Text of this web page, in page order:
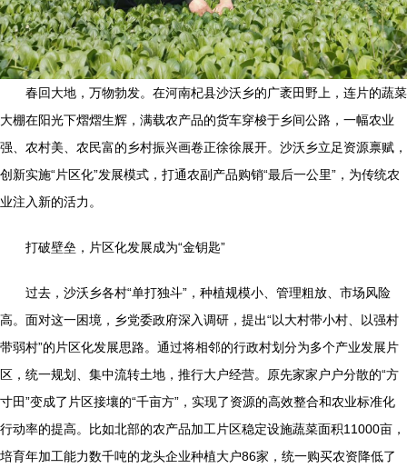
春回大地，万物勃发。在河南杞县沙沃乡的广袤田野上，连片的蔬菜
大棚在阳光下熠熠生辉，满载农产品的货车穿梭于乡间公路，一幅农业
强、农村美、农民富的乡村振兴画卷正徐徐展开。沙沃乡立足资源禀赋，
创新实施“片区化”发展模式，打通农副产品购销“最后一公里”，为传统农
业注入新的活力。
打破壁垒，片区化发展成为“金钥匙”
过去，沙沃乡各村“单打独斗”，种植规模小、管理粗放、市场风险
高。面对这一困境，乡党委政府深入调研，提出“以大村带小村、以强村
带弱村”的片区化发展思路。通过将相邻的行政村划分为多个产业发展片
区，统一规划、集中流转土地，推行大户经营。原先家家户户分散的“方
寸田”变成了片区接壤的“千亩方”，实现了资源的高效整合和农业标准化
行动率的提高。比如北部的农产品加工片区稳定设施蔬菜面积11000亩，
培育年加工能力数千吨的龙头企业种植大户86家，统一购买农资降低了